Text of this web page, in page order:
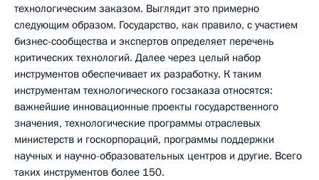
технологическим заказом. Выглядит это примерно
следующим образом. Государство, как правило, с участием
бизнес-сообщества и экспертов определяет перечень
критических технологий. Далее через целый набор
инструментов обеспечивает их разработку. К таким
инструментам технологического госзаказа относятся:
важнейшие инновационные проекты государственного
значения, технологические программы отраслевых
министерств и госкорпораций, программы поддержки
научных и научно-образовательных центров и другие. Всего
таких инструментов более 150.